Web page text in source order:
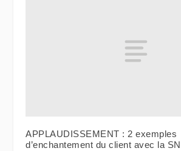
APPLAUDISSEMENT : 2 exemples
d’enchantement du client avec la